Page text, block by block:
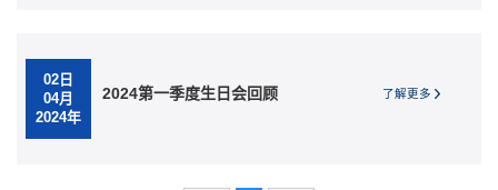
02日
04月
2024年
2024第一季度生日会回顾 了解更多